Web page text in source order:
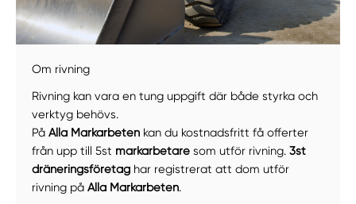
Manuellt
Om rivning
Rivning kan vara en tung uppgift där både styrka och
verktyg behövs.
PåAlla Markarbeten kan du kostnadsfritt få offerter
från upp till 5st markarbetare som utför rivning.3st
dräneringsföretag har registrerat att dom utför
rivning påAlla Markarbeten.